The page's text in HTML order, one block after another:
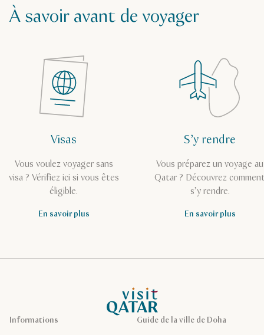
À savoir avant de voyager
Visas
Vous voulez voyager sans
visa ? Vérifiez ici si vous êtes
éligible.
En savoir plus
S’y rendre
Vous préparez un voyage au
Qatar ? Découvrez
s’y rendre.
En savoir plus
Page d’accueil de Visit Qatar
Guide de la ville de Doha
Informations